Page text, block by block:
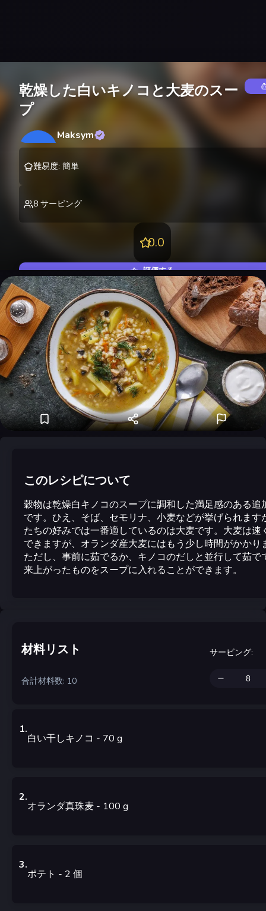
乾燥した白いキノコと大麦のスー
プ
M
Maksym
難易度: 簡単
8 サービング
0.0
評価する
このレシピについて
穀物は乾燥白キノコのスープに調和した満足感のある追
です。ひえ、そば、セモリナ、小麦などが挙げられます
たちの好みでは一番適しているのは大麦です。大麦は速
できますが、オランダ産大麦にはもう少し時間がかかり
ただし、事前に茹でるか、キノコのだしと並行して茹で
来上がったものをスープに入れることができます。
材料リスト
合計材料数: 10
サービング:
1.
白い干しキノコ - 70 g
2.
オランダ真珠麦 - 100 g
3.
ポテト - 2 個